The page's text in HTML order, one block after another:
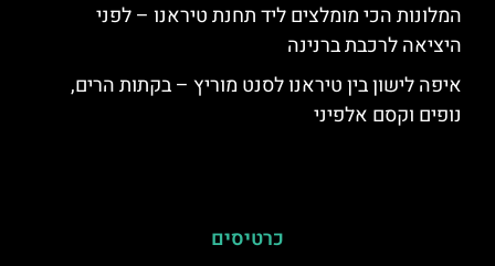
המלונות הכי מומלצים ליד תחנת טיראנו – לפני
היציאה לרכבת ברנינה
איפה לישון בין טיראנו לסנט מוריץ – בקתות הרים,
נופים וקסם אלפיני
כרטיסים